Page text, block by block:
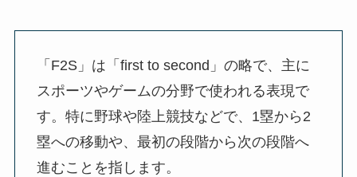
「F2S」は「first to second」の略で、主に
スポーツやゲームの分野で使われる表現で
す。特に野球や陸上競技などで、1塁から2
塁への移動や、最初の段階から次の段階へ
進むことを指します。